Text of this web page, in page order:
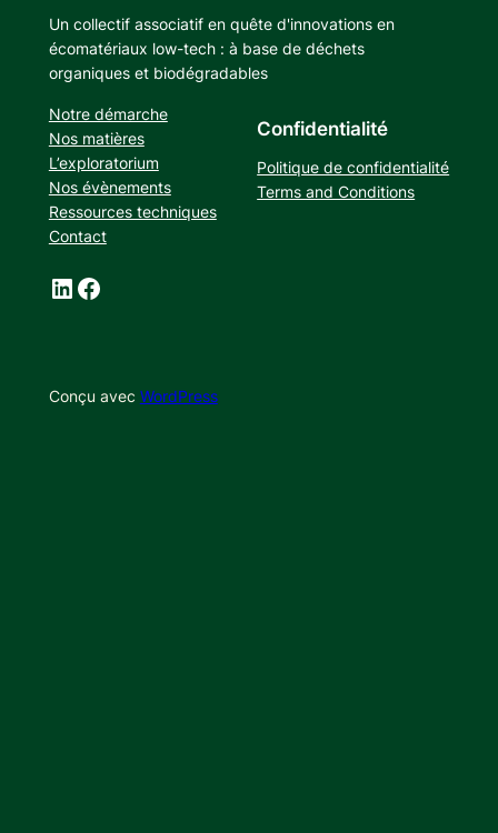
Un collectif associatif en quête d'innovations en
écomatériaux low-tech : à base de déchets
organiques et biodégradables
Notre démarche
Nos matières
L’exploratorium
Nos évènements
Ressources techniques
Contact
Confidentialité
Politique de confidentialité
Terms and Conditions
LinkedIn Facebook
Conçu avec WordPress